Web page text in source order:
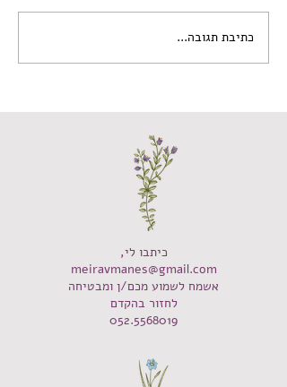
כתיבת תגובה...
כיתבו לי,
meiravmanes@gmail.com
אשמח לשמוע מכם/ן ומבטיחה
לחזור בהקדם
052.5568019